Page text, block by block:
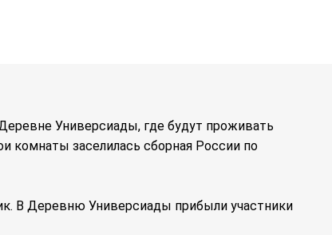
Универсиады, где будут проживать
комнаты заселилась сборная России по
В Деревню Универсиады прибыли участники